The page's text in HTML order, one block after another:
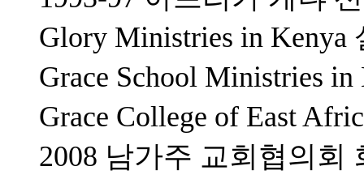
Glory Ministries in Kenya
Grace School Ministries
Grace College of East
2008 남가주 교회협의회